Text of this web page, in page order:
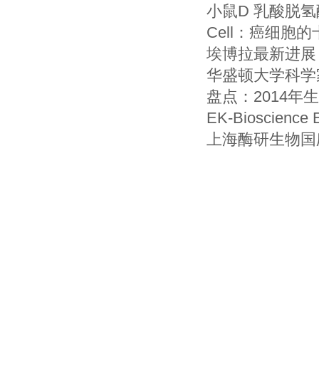
小鼠D 乳酸脱
Cell：癌细胞的
埃博拉最新进
华盛顿大学科
盘点：2014年
EK-Bioscience
上海酶研生物